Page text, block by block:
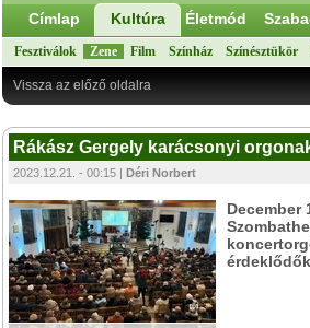
Címlap Kultúra Életmód
Fesztiválok Zene Film Színház Színésztükör
Vissza az előző oldalra
Rákász Gergely karácsonyi
2023.12.21. - 00:15 | Déri Norbert
December